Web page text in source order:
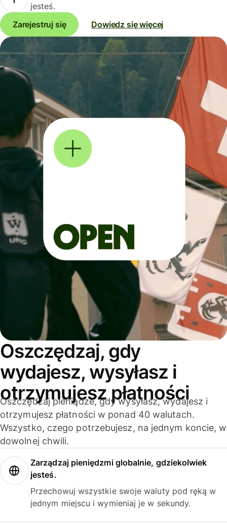
jesteś.
Zarejestruj się
Dowiedz się więcej
Oszczędzaj, gdy
wydajesz, wysyłasz i
otrzymujesz płatności
Oszczędzaj pieniądze, gdy wysyłasz, wydajesz i
otrzymujesz płatności w ponad 40 walutach.
Wszystko, czego potrzebujesz, na jednym koncie, w
dowolnej chwili.
Zarządzaj pieniędzmi globalnie, gdziekolwiek
jesteś.
Przechowuj wszystkie swoje waluty pod ręką w
jednym miejscu i wymieniaj je w sekundy.